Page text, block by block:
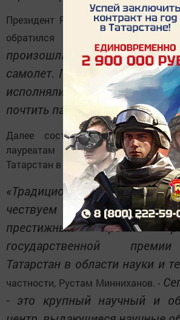
Президент Республики Татарстан
обратился к участникам
произошла большая
самолет. Погибли артисты,
исполняли свой
почтить память погибших
Далее состоялось вручение
лауреатам государственных
Татарстан в области науки и техники
«Традиционно, подводя
чествуем лауреатов
престижных премий
государственной
Татарстан в области науки и
частности, Рустам Минниханов. -
- это крупный научный и